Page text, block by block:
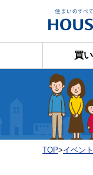
買
TOP>イベント